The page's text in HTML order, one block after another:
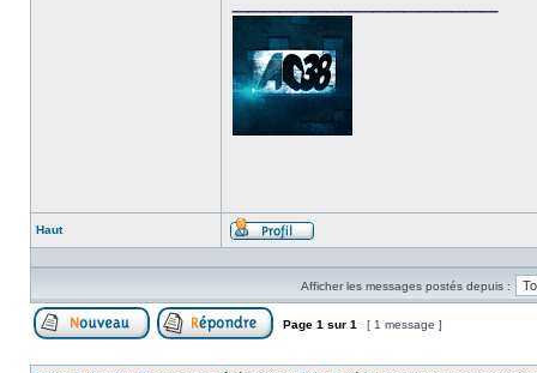
Haut
Profil
Afficher les messages postés depuis :
Page 1 sur 1 [ 1 message ]